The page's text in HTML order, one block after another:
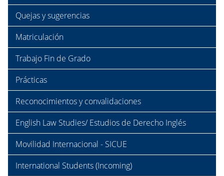
Quejas y sugerencias
Matriculación
Trabajo Fin de Grado
Prácticas
Reconocimientos y convalidaciones
English Law Studies/ Estudios de Derecho Inglés
Movilidad Internacional - SICUE
International Students (Incoming)